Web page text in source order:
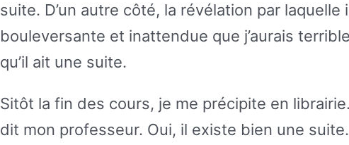
suite. D’un autre côté, la révélation par
bouleversante et inattendue que j’aurais
qu’il ait une suite.
Sitôt la fin des cours, je me précipite en
dit mon professeur. Oui, il existe bien une